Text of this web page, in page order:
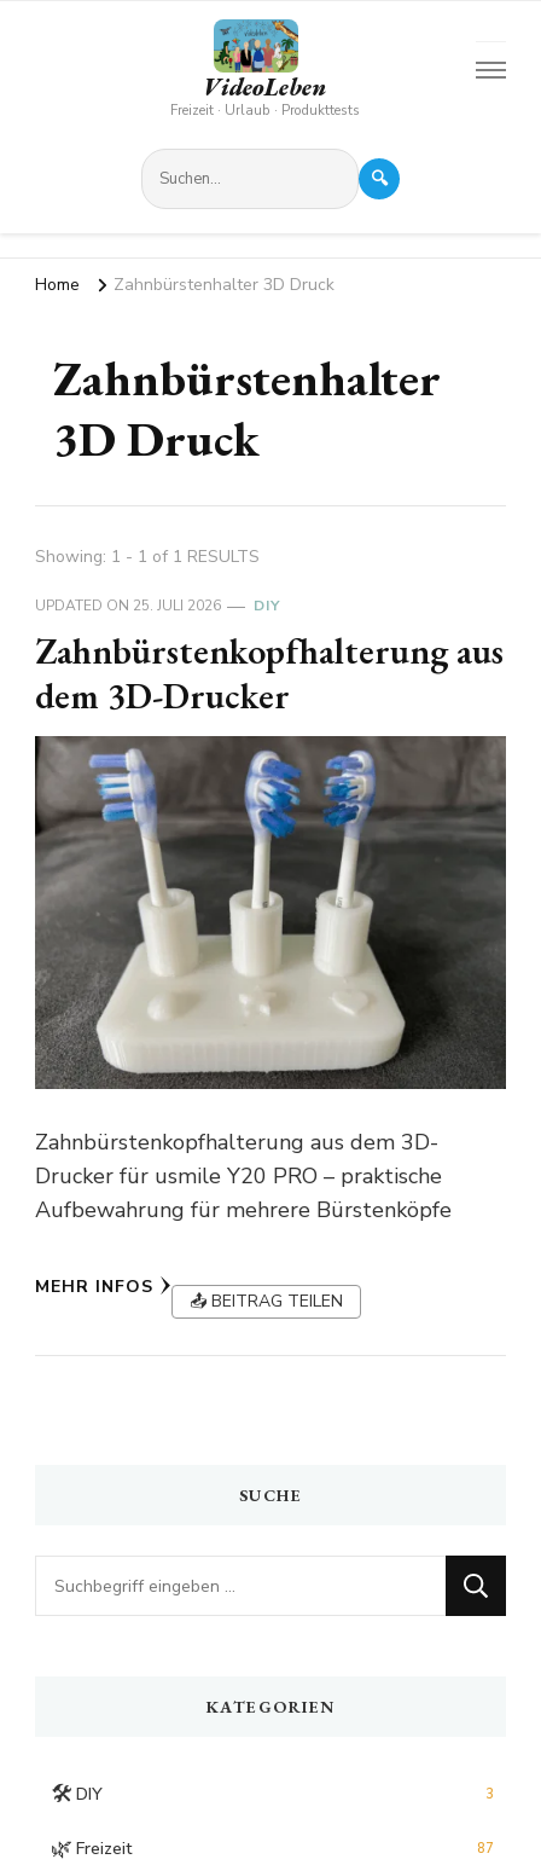
VideoLeben
Freizeit · Urlaub · Produkttests
🔍
Home Zahnbürstenhalter 3D Druck
Zahnbürstenhalter
3D Druck
Showing: 1 - 1 of 1 RESULTS
UPDATED ON 25. JULI 2026 DIY
Zahnbürstenkopfhalterung aus
dem 3D-Drucker
Zahnbürstenkopfhalterung aus dem 3D-
Drucker für usmile Y20 PRO – praktische
Aufbewahrung für mehrere Bürstenköpfe
MEHR INFOS
📤 BEITRAG TEILEN
SUCHE
Looking
for
KATEGORIEN
🛠️ DIY 3
🌿 Freizeit 87